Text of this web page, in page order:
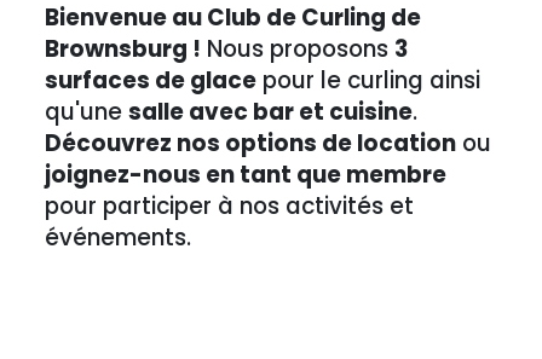
Bienvenue au Club de Curling de
Brownsburg ! Nous proposons 3
surfaces de glace pour le curling ainsi
qu'unesalle avec bar et cuisine.
Découvrez nos options de location ou
joignez-nous en tant que membre
pour participer à nos activités et
événements.